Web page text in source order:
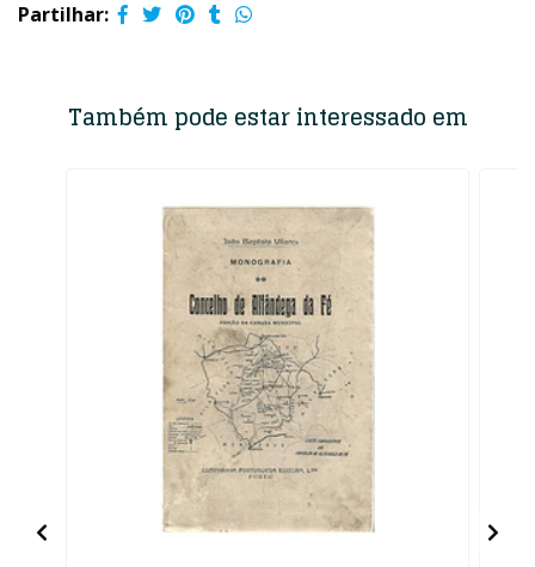
Partilhar:
Também pode estar interessado em